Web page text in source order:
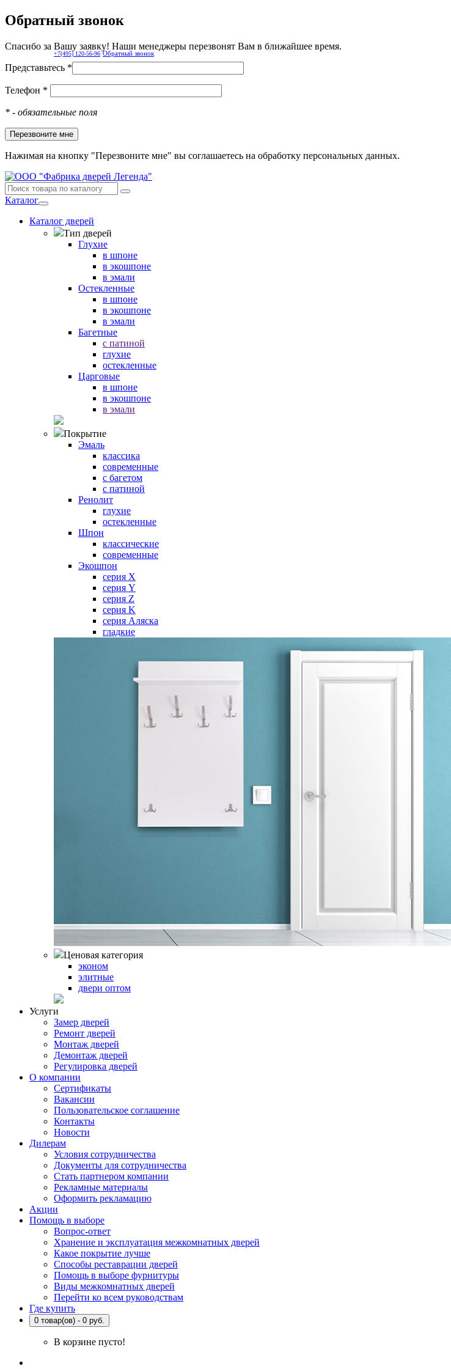
+7(495) 120-56-96 Обратный звонок
Обратный звонок
Спасибо за Вашу заявку! Наши менеджеры перезвонят Вам в ближайшее время.
Представьтесь *
Телефон *
* - обязательные поля
Нажимая на кнопку "Перезвоните мне" вы соглашаетесь на обработку персональных данных.
Каталог
Каталог дверей
Тип дверей
Глухие
в шпоне
в экошпоне
в эмали
Остекленные
в шпоне
в экошпоне
в эмали
Багетные
с патиной
глухие
остекленные
Царговые
в шпоне
в экошпоне
в эмали
Покрытие
Эмаль
классика
современные
с багетом
с патиной
Ренолит
глухие
остекленные
Шпон
классические
современные
Экошпон
серия X
серия Y
серия Z
серия K
серия Аляска
гладкие
Ценовая категория
эконом
элитные
двери оптом
Услуги
Замер дверей
Ремонт дверей
Монтаж дверей
Демонтаж дверей
Регулировка дверей
О компании
Сертификаты
Вакансии
Пользовательское соглашение
Контакты
Новости
Дилерам
Условия сотрудничества
Документы для сотрудничества
Стать партнером компании
Рекламные материалы
Оформить рекламацию
Акции
Помощь в выборе
Вопрос-ответ
Хранение и эксплуатация межкомнатных дверей
Какое покрытие лучше
Способы реставрации дверей
Помощь в выборе фурнитуры
Виды межкомнатных дверей
Перейти ко всем руководствам
Где купить
0 товар(ов) - 0 руб.
В корзине пусто!